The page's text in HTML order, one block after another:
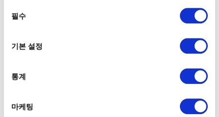
필수
기본 설정
통계
마케팅